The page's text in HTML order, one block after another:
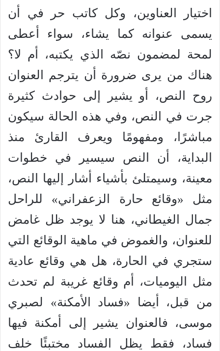
اختيار العناوين، وكل كاتب حر في أن
يسمى عنوانه كما يشاء، سواء أعطى
لمحة لمضمون نصّه الذي يكتبه، أم لا؟
هناك من يرى ضرورة أن يترجم العنوان
روح النص، أو يشير إلى حوادث كثيرة
جرت في النص، وفي هذه الحالة سيكون
مباشرًا، ومفهومًا ويعرف القارئ منذ
البداية، أن النص سيسير في خطوات
معينة، وسيمتلئ بأشياء أشار إليها النص،
مثل «وقائع حارة الزعفراني» للراحل
جمال الغيطاني، هنا لا يوجد ظل غامض
للعنوان، والغموض في ماهية الوقائع التي
ستجري في الحارة، هل هي وقائع عادية
مثل اليوميات، أم وقائع غريبة لم تحدث
من قبل، أيضا «فساد الأمكنة» لصبري
موسى، فالعنوان يشير إلى أمكنة فيها
فساد، فقط يظل الفساد مختبئًا خلف